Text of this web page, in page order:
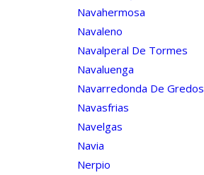
Navahermosa
Navaleno
Navalperal De Tormes
Navaluenga
Navarredonda De Gredos
Navasfrias
Navelgas
Navia
Nerpio